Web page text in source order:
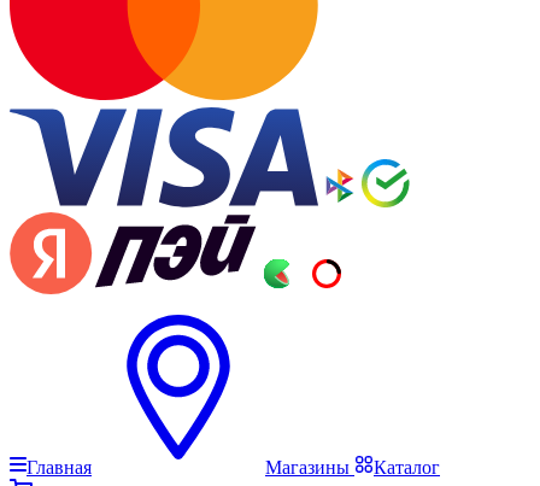
Главная Магазины Каталог